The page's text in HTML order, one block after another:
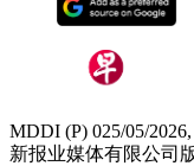
MDDI (P) 025/05/
新报业媒体有限公司